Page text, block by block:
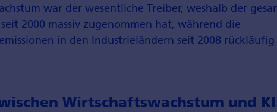
war der wesentliche Treiber, weshalb der
seit 2000 massiv zugenommen hat, während die
in den Industrieländern seit 2008 rückläufig
Wirtschaftswachstum und